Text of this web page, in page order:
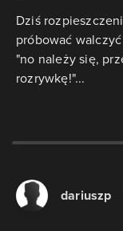
Dziś
próbować
"no należy się,
rozrywkę!"...
dariuszp